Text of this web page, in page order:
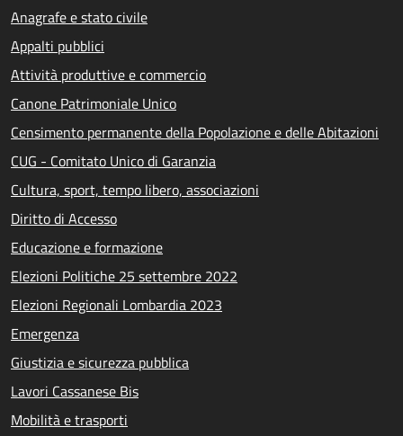
Anagrafe e stato civile
Appalti pubblici
Attività produttive e commercio
Canone Patrimoniale Unico
Censimento permanente della Popolazione e delle Abitazioni
CUG - Comitato Unico di Garanzia
Cultura, sport, tempo libero, associazioni
Diritto di Accesso
Educazione e formazione
Elezioni Politiche 25 settembre 2022
Elezioni Regionali Lombardia 2023
Emergenza
Giustizia e sicurezza pubblica
Lavori Cassanese Bis
Mobilità e trasporti